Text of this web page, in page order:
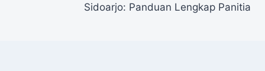
Sidoarjo: Panduan Lengkap Panitia